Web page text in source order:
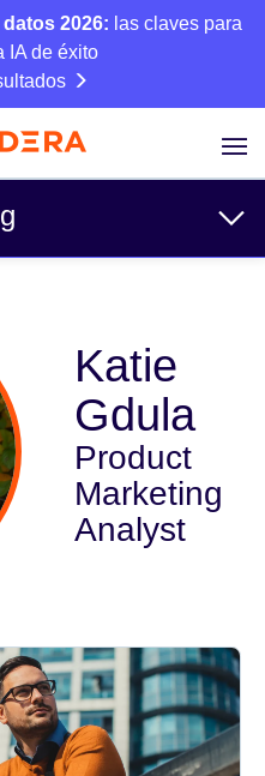
2026: las claves para
IA de éxito
Katie
Gdula
Product
Marketing
Analyst